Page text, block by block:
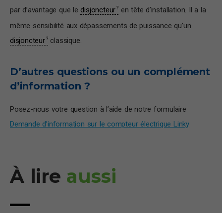
par d’avantage que le disjoncteur
en tête d’installation. Il a la
même sensibilité aux dépassements de puissance qu’un
disjoncteur classique.
D’autres questions ou un complément
d’information ?
Posez-nous votre question à l’aide de notre formulaire
Demande d’information sur le compteur électrique Linky
À lire aussi